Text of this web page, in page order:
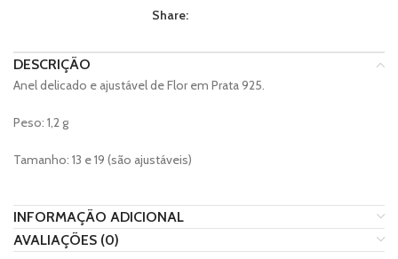
Share:
DESCRIÇÃO
Anel delicado e ajustável de Flor em Prata 925.
Peso: 1,2 g
Tamanho: 13 e 19 (são ajustáveis)
INFORMAÇÃO ADICIONAL
AVALIAÇÕES (0)